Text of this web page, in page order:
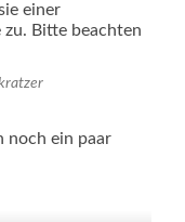
einer
zu. Bitte beachten
noch ein paar